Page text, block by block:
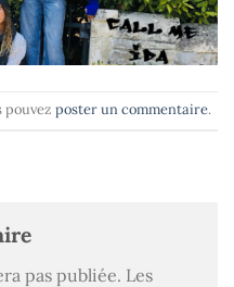
pouvez poster un commentaire.
pas publiée. Les